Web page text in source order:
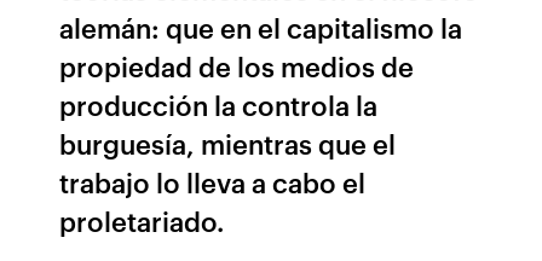
alemán: que en el capitalismo la
propiedad de los medios de
producción la controla la
burguesía, mientras que el
trabajo lo lleva a cabo el
proletariado.